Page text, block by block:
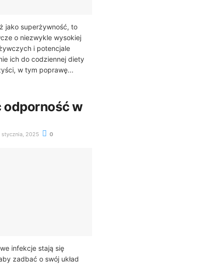
jako superżywność, to
o niezwykle wysokiej
i potencjale
ich do codziennej diety
w tym poprawę...
odporność w
stycznia, 2025 0
infekcje stają się
zadbać o swój układ